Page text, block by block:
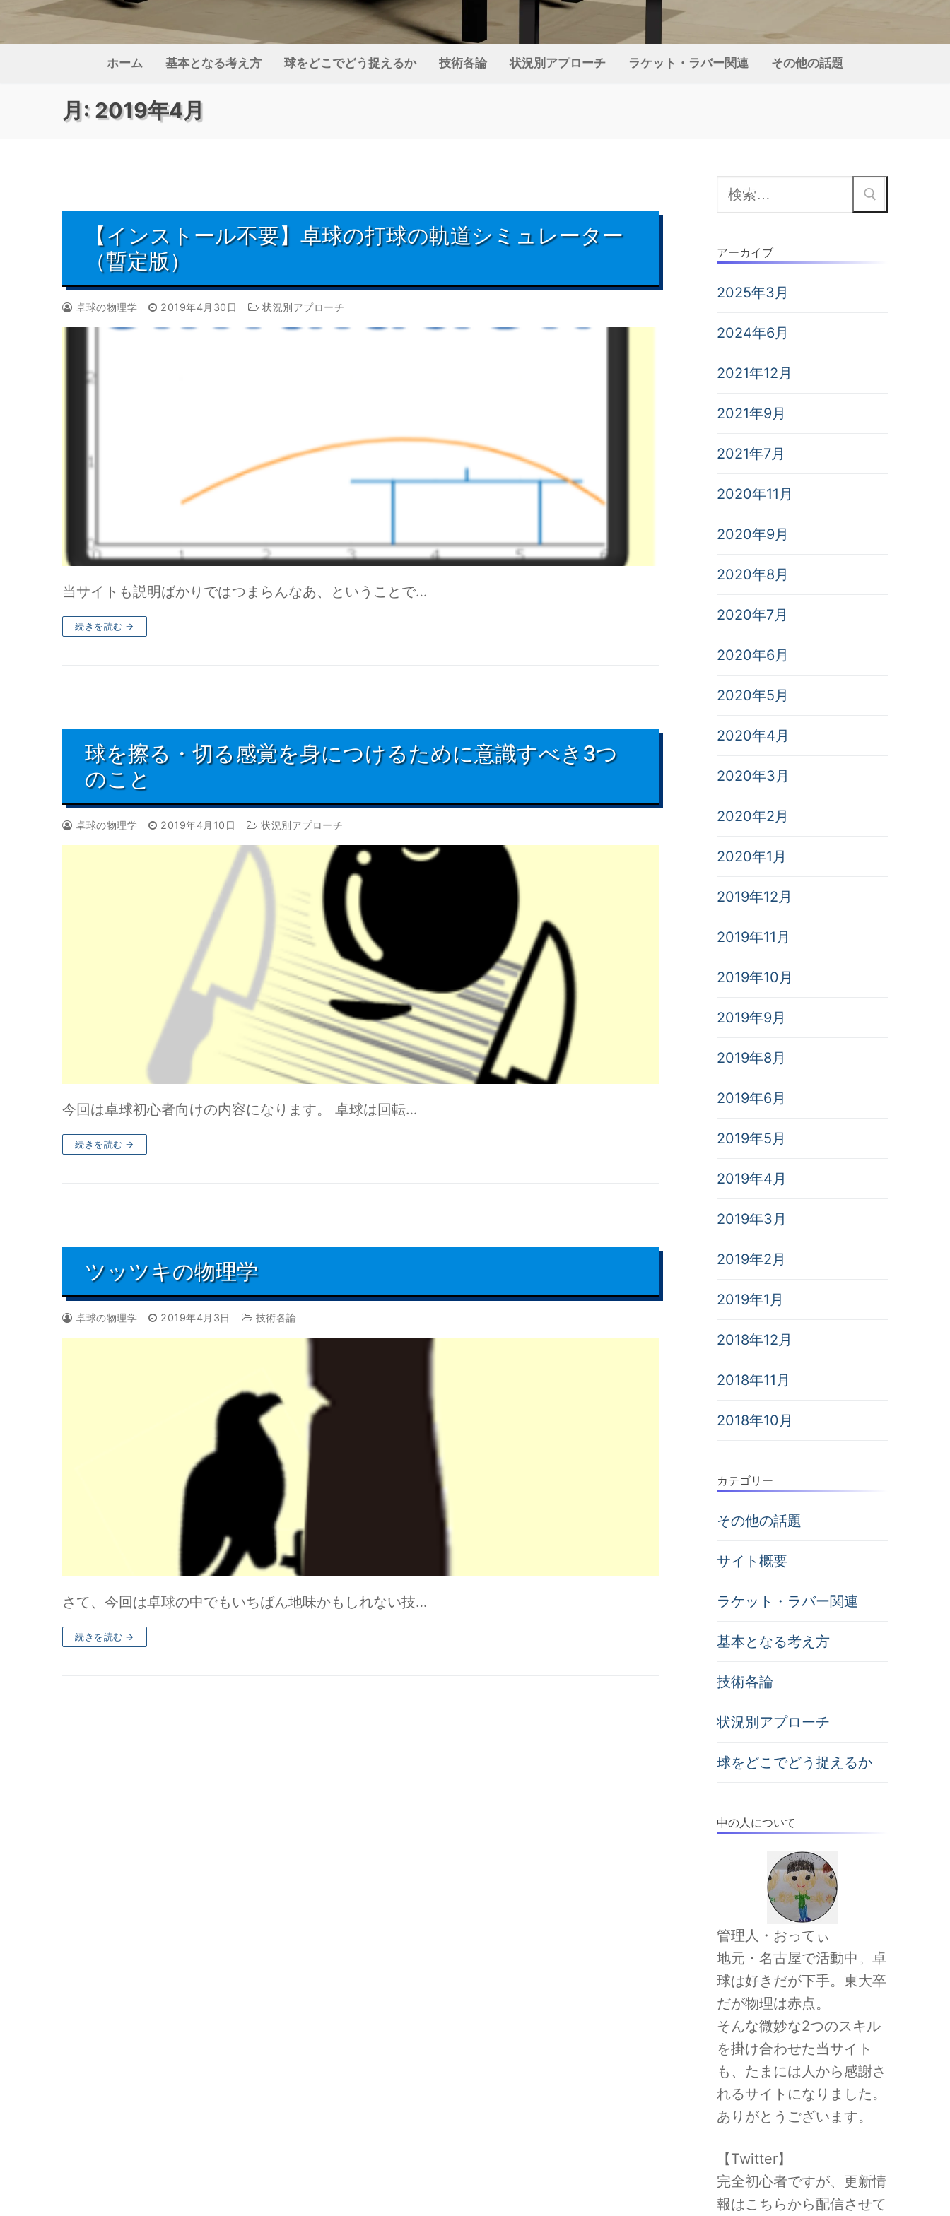
ホーム 基本となる考え方 球をどこでどう捉えるか 技術各論 状況別アプローチ ラケット・ラバー関連 その他の話題
月:2019年4月
【インストール不要】卓球の打球の軌道シミュレーター
（暫定版）
卓球の物理学 2019年4月30日 状況別アプローチ
当サイトも説明ばかりではつまらんなあ、ということで…
続きを読む →
球を擦る・切る感覚を身につけるために意識すべき3つ
のこと
卓球の物理学 2019年4月10日 状況別アプローチ
今回は卓球初心者向けの内容になります。 卓球は回転…
続きを読む →
ツッツキの物理学
卓球の物理学 2019年4月3日 技術各論
さて、今回は卓球の中でもいちばん地味かもしれない技…
続きを読む →
検
索:
アーカイブ
2025年3月
2024年6月
2021年12月
2021年9月
2021年7月
2020年11月
2020年9月
2020年8月
2020年7月
2020年6月
2020年5月
2020年4月
2020年3月
2020年2月
2020年1月
2019年12月
2019年11月
2019年10月
2019年9月
2019年8月
2019年6月
2019年5月
2019年4月
2019年3月
2019年2月
2019年1月
2018年12月
2018年11月
2018年10月
カテゴリー
その他の話題
サイト概要
ラケット・ラバー関連
基本となる考え方
技術各論
状況別アプローチ
球をどこでどう捉えるか
中の人について
管理人・おってぃ
地元・名古屋で活動中。卓
球は好きだが下手。東大卒
だが物理は赤点。
そんな微妙な2つのスキル
を掛け合わせた当サイト
も、たまには人から感謝さ
れるサイトになりました。
ありがとうございます。
【Twitter】
完全初心者ですが、更新情
報はこちらから配信させて